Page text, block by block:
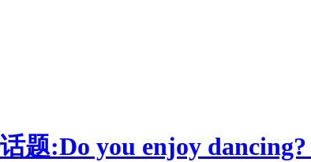
题:Do you enjoy